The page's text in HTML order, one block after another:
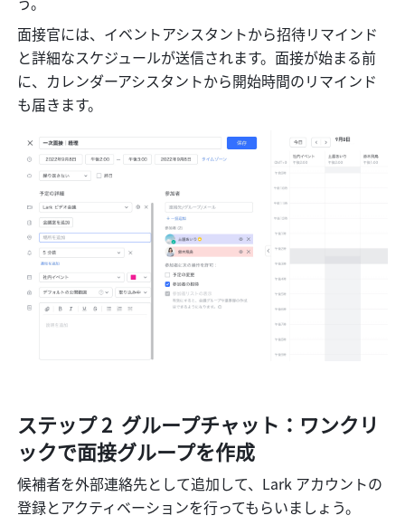
面接官には、イベントアシスタントから招待リマインド
と詳細なスケジュールが送信されます。面接が始まる前
に、カレンダーアシスタントから開始時間のリマインド
も届きます。
ステップ 2  グループチャット：ワンクリ
ックで面接グループを作成
候補者を外部連絡先として追加して、Lark アカウントの
登録とアクティベーションを行ってもらいましょう。